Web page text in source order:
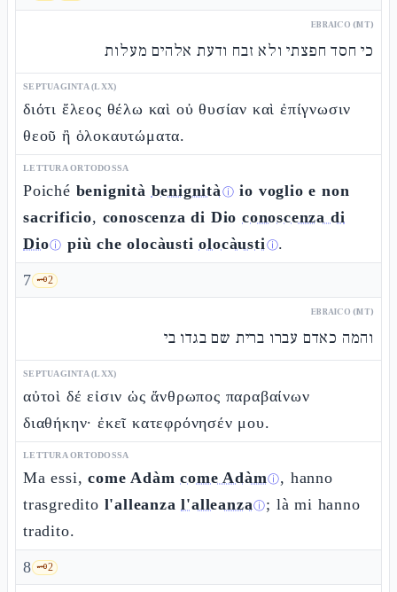
EBRAICO (MT)
כי חסד חפצתי ולא זבח ודעת אלהים מעלות
SEPTUAGINTA (LXX)
διότι ἔλεος θέλω καὶ οὐ θυσίαν καὶ ἐπίγνωσιν
θεοῦ ἢ ὁλοκαυτώματα.
LETTURA ORTODOSSA
Poiché benignità benignitàⓘ io voglio e non
sacrificio, conoscenza di Dio conoscenza di
Dioⓘ più che olocàusti olocàustiⓘ.
7 🗝️2
EBRAICO (MT)
והמה כאדם עברו ברית שם בגדו בי
SEPTUAGINTA (LXX)
αὐτοὶ δέ εἰσιν ὡς ἄνθρωπος παραβαίνων
διαθήκην· ἐκεῖ κατεφρόνησέν μου.
LETTURA ORTODOSSA
Ma essi,come Adàm come Adàmⓘ, hanno
trasgredito l'alleanza l'alleanzaⓘ; là mi hanno
tradito.
8 🗝️2